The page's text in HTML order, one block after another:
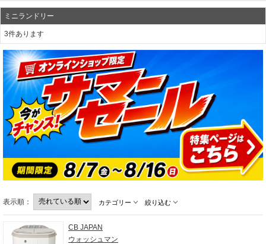
ミニランドリー
3件あります
表示順： カテゴリー 絞り込む
CB JAPAN
ウォッシュマン